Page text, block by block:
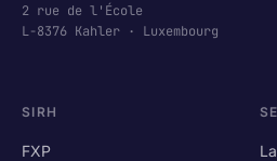
2 rue de l'École
L-8376 Kahler · Luxembourg
SIRH
FXP